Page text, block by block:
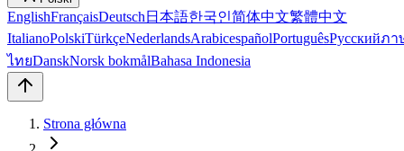
EnglishFrançaisDeutsch 日本語한국인简体中文繁體中文
ItalianoPolskiTürkçeNederlandsArabicespañolPortuguêsРусскийภา
ไทยDanskNorsk bokmålBahasa Indonesia
Strona główna